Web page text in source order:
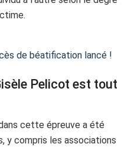
de béatification lancé !
Pelicot est tout
cette épreuve a été
y compris les associations